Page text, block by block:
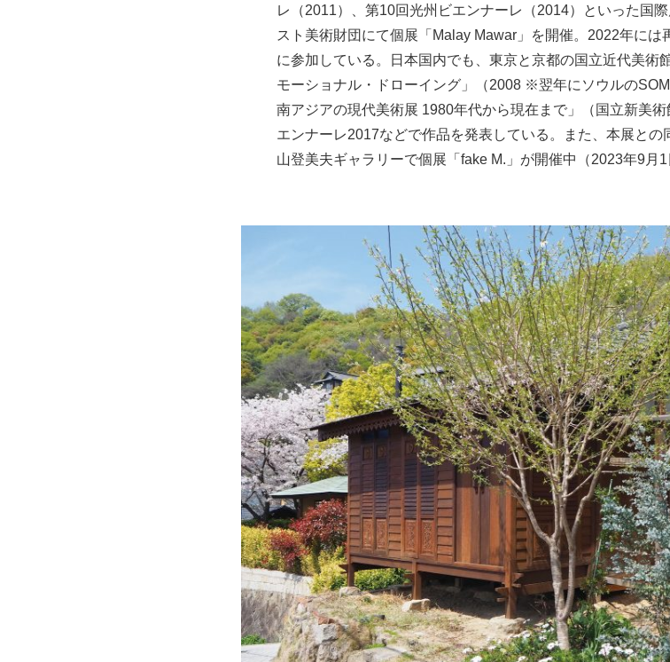
レ（2011）、第10回光州ビエンナーレ（2014）といった国
スト美術財団にて個展「Malay Mawar」を開催。2022年に
に参加している。日本国内でも、東京と京都の国立近代美
モーショナル・ドローイング」（2008 ※翌年にソウルの
南アジアの現代美術展 1980年代から現在まで」（国立新美
エンナーレ2017などで作品を発表している。また、本展と
山登美夫ギャラリーで個展「fake M.」が開催中（2023年9月1